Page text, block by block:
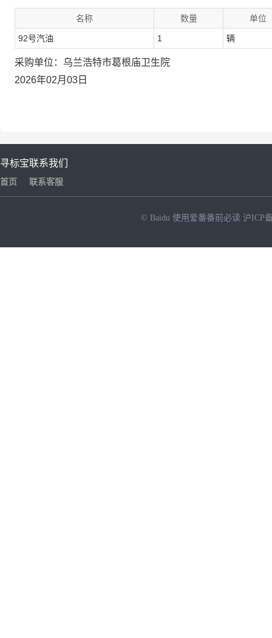
名称 数量 单位
92号汽油 1 辆
采购单位：乌兰浩特市葛根庙卫生院
2026年02月03日
寻标宝
首页
联系我们
联系客服
© Baidu 使用爱番番前必读 沪ICP